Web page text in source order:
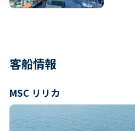
客船情報
MSC リリカ